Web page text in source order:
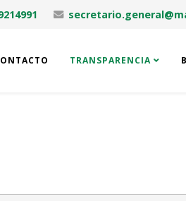
TRANSPARENCIA